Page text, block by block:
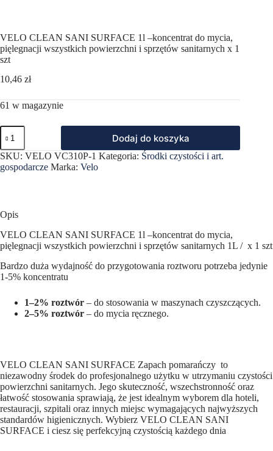
VELO CLEAN SANI SURFACE 1l –koncentrat do mycia,
pięlegnacji wszystkich powierzchni i sprzętów sanitarnych x 1
szt
10,46 zł
61 w magazynie
ilość
VELO
CLEAN
SANI
SURFACE
do
pięlegnacji
wszystkich
i
sprzętów
Dodaj do koszyka
SKU: VELO VC310P-1 Kategoria: Środki czystości i art.
gospodarcze Marka: Velo
Opis
VELO CLEAN SANI SURFACE 1l –koncentrat do mycia,
pięlegnacji wszystkich powierzchni i sprzętów sanitarnych 1L / x 1 szt
Bardzo duża wydajność do przygotowania roztworu potrzeba jedynie
1-5% koncentratu
1–2% roztwór – do stosowania w maszynach czyszczących.
2–5% roztwór – do mycia ręcznego.
VELO CLEAN SANI SURFACE Zapach pomarańczy to
niezawodny środek do profesjonalnego użytku w utrzymaniu czystości
powierzchni sanitarnych. Jego skuteczność, wszechstronność oraz
łatwość stosowania sprawiają, że jest idealnym wyborem dla hoteli,
restauracji, szpitali oraz innych miejsc wymagających najwyższych
standardów higienicznych. Wybierz VELO CLEAN SANI
SURFACE i ciesz się perfekcyjną czystością każdego dnia